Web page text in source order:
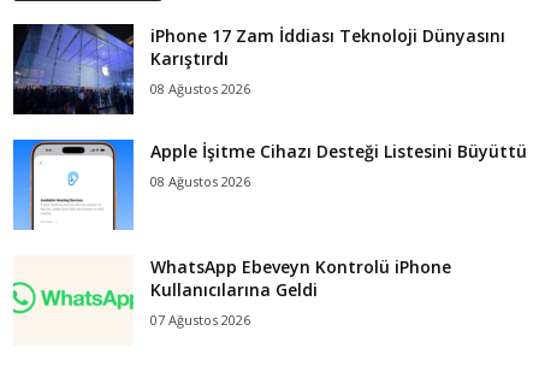
iPhone 17 Zam İddiası Teknoloji Dünyasını
Karıştırdı
08 Ağustos 2026
Apple İşitme Cihazı Desteği Listesini Büyüttü
08 Ağustos 2026
WhatsApp Ebeveyn Kontrolü iPhone
Kullanıcılarına Geldi
07 Ağustos 2026